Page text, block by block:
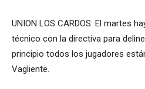
UNION LOS CARDOS: El martes
técnico con la directiva para
principio todos los jugadores
Vagliente.